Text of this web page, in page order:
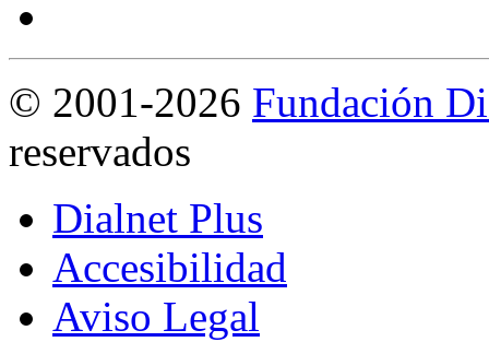
© 2001-2026 Fundación
reservados
Dialnet Plus
Accesibilidad
Aviso Legal